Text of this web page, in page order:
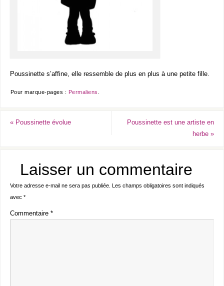
Poussinette s’affine, elle ressemble de plus en plus à une petite fille.
Pour marque-pages : Permaliens
«Poussinette évolue
Poussinette est une artiste en
herbe»
Laisser un commentaire
Votre adresse e-mail ne sera pas publiée. Les champs obligatoires sont indiqués
avec *
Commentaire *